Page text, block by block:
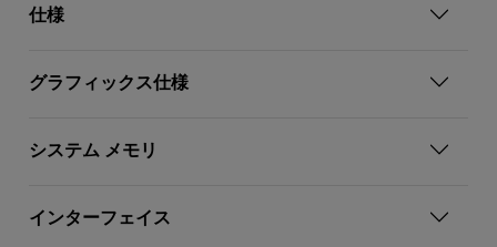
仕様
グラフィックス仕様
システム メモリ
インターフェイス